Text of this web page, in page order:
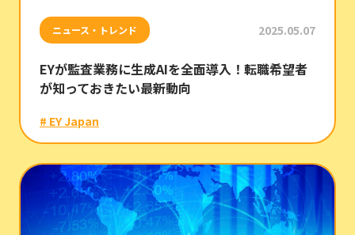
ニュース・トレンド 2025.05.07
EYが監査業務に生成AIを全面導入！転職希望者
が知っておきたい最新動向
# EY Japan